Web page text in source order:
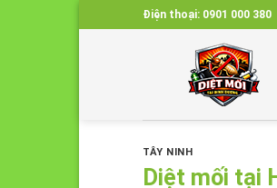
to
Điện thoại: 0901 000 380
TÂY NINH
Diệt mối tại